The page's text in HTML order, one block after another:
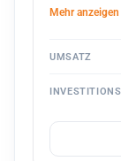
Übernahme
Mehr anzeigen
UMSATZ